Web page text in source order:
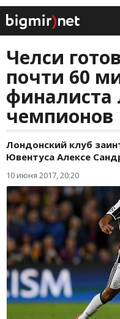
Челси
почти 60
финалиста
чемпионов
Лондонский клуб
Ювентуса Алексе
10 июня 2017, 20:20